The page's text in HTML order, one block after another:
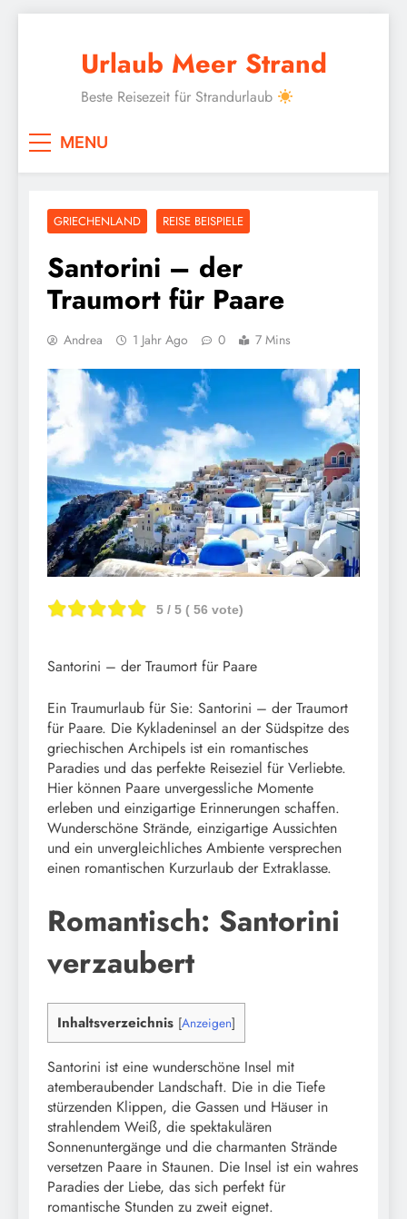
Urlaub Meer Strand
Beste Reisezeit für Strandurlaub
MENU
GRIECHENLAND REISE BEISPIELE
Santorini – der
Traumort für Paare
Andrea 1 Jahr Ago 0 7 Mins
5 / 5 ( 56 vote)
Santorini – der Traumort für Paare
Ein Traumurlaub für Sie: Santorini – der Traumort
für Paare. Die Kykladeninsel an der Südspitze des
griechischen Archipels ist ein romantisches
Paradies und das perfekte Reiseziel für Verliebte.
Hier können Paare unvergessliche Momente
erleben und einzigartige Erinnerungen schaffen.
Wunderschöne Strände, einzigartige Aussichten
und ein unvergleichliches Ambiente versprechen
einen romantischen Kurzurlaub der Extraklasse.
Romantisch: Santorini
verzaubert
Inhaltsverzeichnis [Anzeigen]
Santorini ist eine wunderschöne Insel mit
atemberaubender Landschaft. Die in die Tiefe
stürzenden Klippen, die Gassen und Häuser in
strahlendem Weiß, die spektakulären
Sonnenuntergänge und die charmanten Strände
versetzen Paare in Staunen. Die Insel ist ein wahres
Paradies der Liebe, das sich perfekt für
romantische Stunden zu zweit eignet.